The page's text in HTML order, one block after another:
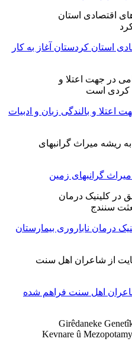
استان کردستان آغاز به کار
اعتلا و بالندگی زبان و ادبیات
گرانبهای زمین
درمان ناباروری بیمارستان
اهل سنت فراهم شده